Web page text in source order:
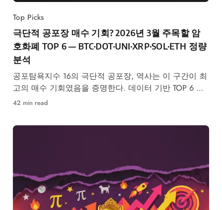
Top Picks
극단적 공포장 매수 기회? 2026년 3월 주목할 암
호화폐 TOP 6 — BTC·DOT·UNI·XRP·SOL·ETH 정량
분석
공포탐욕지수 16의 극단적 공포장, 역사는 이 구간이 최
고의 매수 기회였음을 증명한다. 데이터 기반 TOP 6 코
인 분석.
42 min read